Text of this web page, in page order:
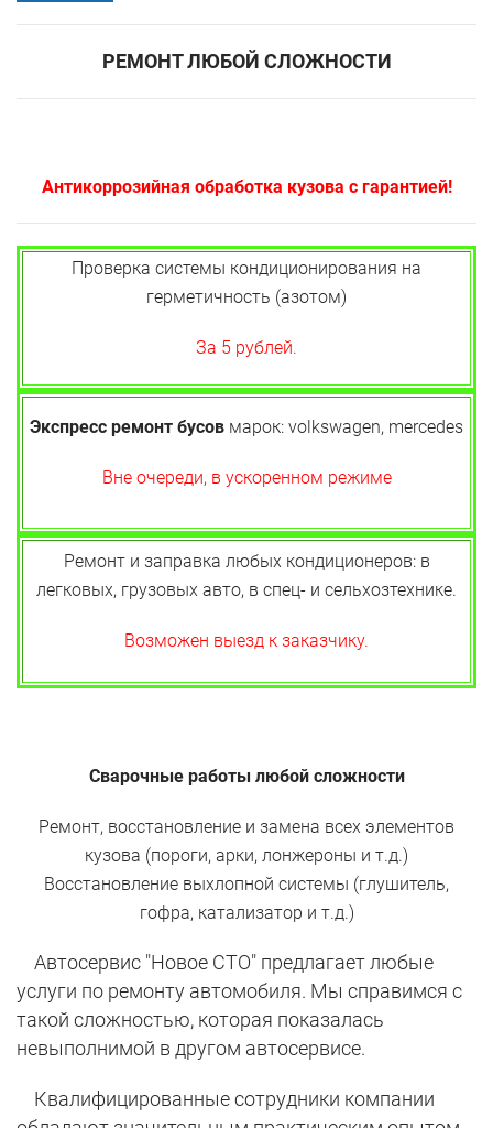
РЕМОНТ ЛЮБОЙ СЛОЖНОСТИ
Антикоррозийная обработка кузова с гарантией!
Проверка системы кондиционирования на
герметичность (азотом)
За 5 рублей.
Экспресс ремонт бусов марок: volkswagen, mercedes
Вне очереди, в ускоренном режиме
Ремонт и заправка любых кондиционеров: в
легковых, грузовых авто, в спец- и сельхозтехнике.
Возможен выезд к заказчику.
Сварочные работы любой сложности
Ремонт, восстановление и замена всех элементов
кузова (пороги, арки, лонжероны и т.д.)
Восстановление выхлопной системы (глушитель,
гофра, катализатор и т.д.)
Автосервис "Новое СТО" предлагает любые
услуги по ремонту автомобиля. Мы справимся с
такой сложностью, которая показалась
невыполнимой в другом автосервисе.
Квалифицированные сотрудники компании